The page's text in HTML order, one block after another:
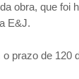
obra, que foi
E&J.
o prazo de 120